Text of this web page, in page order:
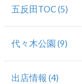
五反田TOC(5)
代々木公園 (9)
出店情報 (4)